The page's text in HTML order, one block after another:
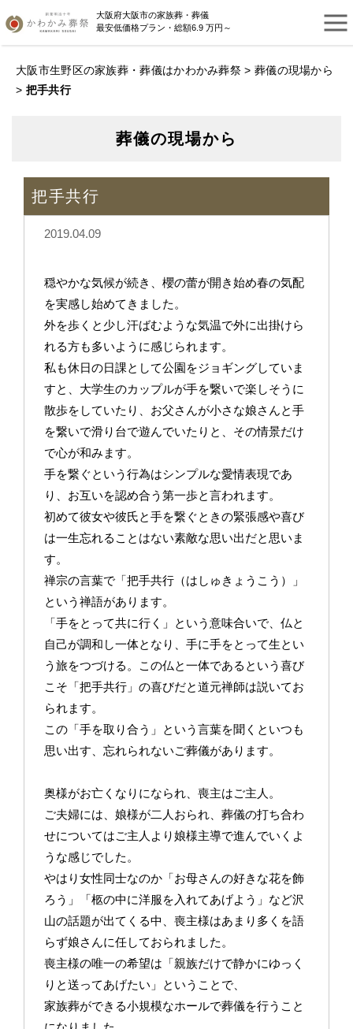
大阪府大阪市の家族葬・葬儀
最安低価格プラン・総額6.9 万円～
大阪市生野区の家族葬・葬儀はかわかみ葬祭 > 葬儀の現場から
> 把手共行
葬儀の現場から
把手共行
2019.04.09
穏やかな気候が続き、櫻の蕾が開き始め春の気配
を実感し始めてきました。
外を歩くと少し汗ばむような気温で外に出掛けら
れる方も多いように感じられます。
私も休日の日課として公園をジョギングしていま
すと、大学生のカップルが手を繋いで楽しそうに
散歩をしていたり、お父さんが小さな娘さんと手
を繋いで滑り台で遊んでいたりと、その情景だけ
で心が和みます。
手を繋ぐという行為はシンプルな愛情表現であ
り、お互いを認め合う第一歩と言われます。
初めて彼女や彼氏と手を繋ぐときの緊張感や喜び
は一生忘れることはない素敵な思い出だと思いま
す。
禅宗の言葉で「把手共行（はしゅきょうこう）」
という禅語があります。
「手をとって共に行く」という意味合いで、仏と
自己が調和し一体となり、手に手をとって生とい
う旅をつづける。この仏と一体であるという喜び
こそ「把手共行」の喜びだと道元禅師は説いてお
られます。
この「手を取り合う」という言葉を聞くといつも
思い出す、忘れられないご葬儀があります。
奥様がお亡くなりになられ、喪主はご主人。
ご夫婦には、娘様が二人おられ、葬儀の打ち合わ
せについてはご主人より娘様主導で進んでいくよ
うな感じでした。
やはり女性同士なのか「お母さんの好きな花を飾
ろう」「柩の中に洋服を入れてあげよう」など沢
山の話題が出てくる中、喪主様はあまり多くを語
らず娘さんに任しておられました。
喪主様の唯一の希望は「親族だけで静かにゆっく
りと送ってあげたい」ということで、
家族葬ができる小規模なホールで葬儀を行うこと